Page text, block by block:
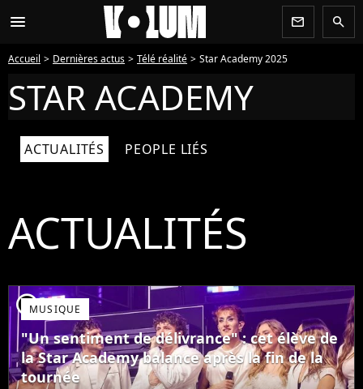
menu newsletter search
Accueil Dernières actus Télé réalité Star Academy 2025
STAR ACADEMY
ACTUALITÉS PEOPLE LIÉS
ACTUALITÉS
player2MUSIQUE
"Un sentiment de délivrance" : cet élève de
la Star Academy balance après la fin de la
tournée